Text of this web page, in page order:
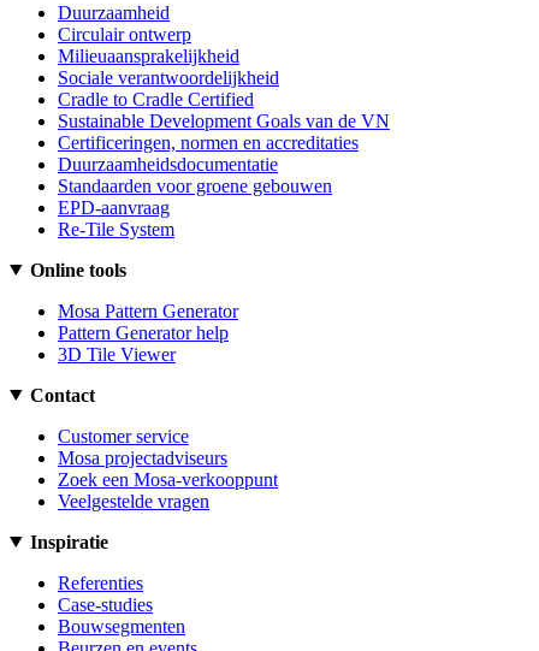
Duurzaamheid
Circulair ontwerp
Milieuaansprakelijkheid
Sociale verantwoordelijkheid
Cradle to Cradle Certified
Sustainable Development Goals van de VN
Certificeringen, normen en accreditaties
Duurzaamheidsdocumentatie
Standaarden voor groene gebouwen
EPD-aanvraag
Re-Tile System
Online tools
Mosa Pattern Generator
Pattern Generator help
3D Tile Viewer
Contact
Customer service
Mosa projectadviseurs
Zoek een Mosa-verkooppunt
Veelgestelde vragen
Inspiratie
Referenties
Case-studies
Bouwsegmenten